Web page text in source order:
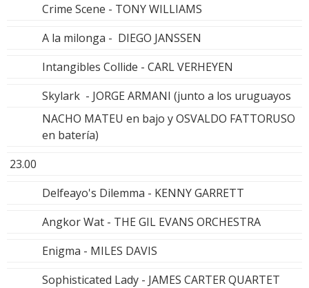
Crime Scene - TONY WILLIAMS
A la milonga - DIEGO JANSSEN
Intangibles Collide - CARL VERHEYEN
Skylark - JORGE ARMANI (junto a los uruguayos
NACHO MATEU en bajo y OSVALDO FATTORUSO
en batería)
23.00
Delfeayo's Dilemma - KENNY GARRETT
Angkor Wat - THE GIL EVANS ORCHESTRA
Enigma - MILES DAVIS
Sophisticated Lady - JAMES CARTER QUARTET